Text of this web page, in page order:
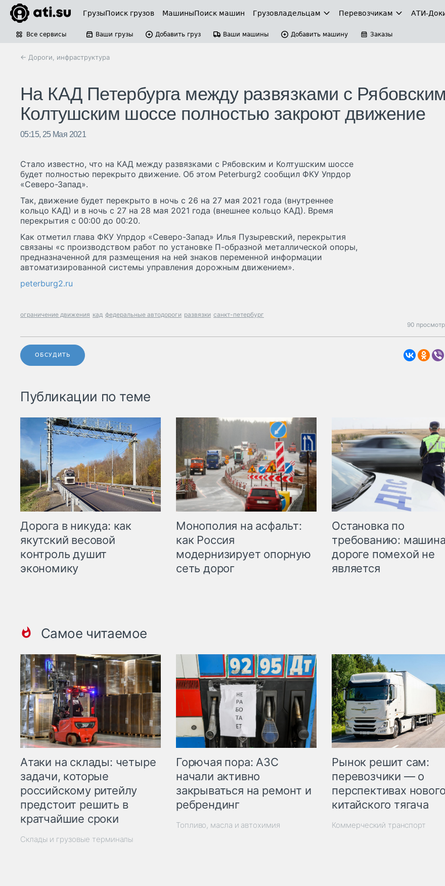
ГрузыПоиск грузов МашиныПоиск машин Грузовладельцам Перевозчикам АТИ-
Все сервисы Ваши грузы Добавить груз Ваши машины Добавить машину Заказы
← Дороги, инфраструктура
На КАД Петербурга между развязками с
Колтушским шоссе полностью закроют движение
05:15, 25 Мая 2021
Стало известно, что на КАД между развязками с Рябовским и Колтушским шоссе
будет полностью перекрыто движение. Об этом Peterburg2 сообщил ФКУ Упрдор
«Северо-Запад».
Так, движение будет перекрыто в ночь с 26 на 27 мая 2021 года (внутреннее
кольцо КАД) и в ночь с 27 на 28 мая 2021 года (внешнее кольцо КАД). Время
перекрытия с 00:00 до 00:20.
Как отметил глава ФКУ Упрдор «Северо-Запад» Илья Пузыревский, перекрытия
связаны «с производством работ по установке П-образной металлической опоры,
предназначенной для размещения на ней знаков переменной информации
автоматизированной системы управления дорожным движением».
peterburg2.ru
ограничение движения кад федеральные автодороги развязки санкт-петербург
90
ОБСУДИТЬ
Публикации по теме
Дорога в никуда: как
якутский весовой
контроль душит
экономику
Монополия на асфальт:
как Россия
модернизирует опорную
сеть дорог
Остановка по
требованию:
дороге помехой не
является
Самое читаемое
Атаки на склады: четыре
задачи, которые
российскому ритейлу
предстоит решить в
кратчайшие сроки
Склады и грузовые терминалы
Горючая пора: АЗС
начали активно
закрываться на ремонт и
ребрендинг
Топливо, масла и автохимия
Рынок решит сам:
перевозчики — о
перспективах нового
китайского тягача
Коммерческий транспорт